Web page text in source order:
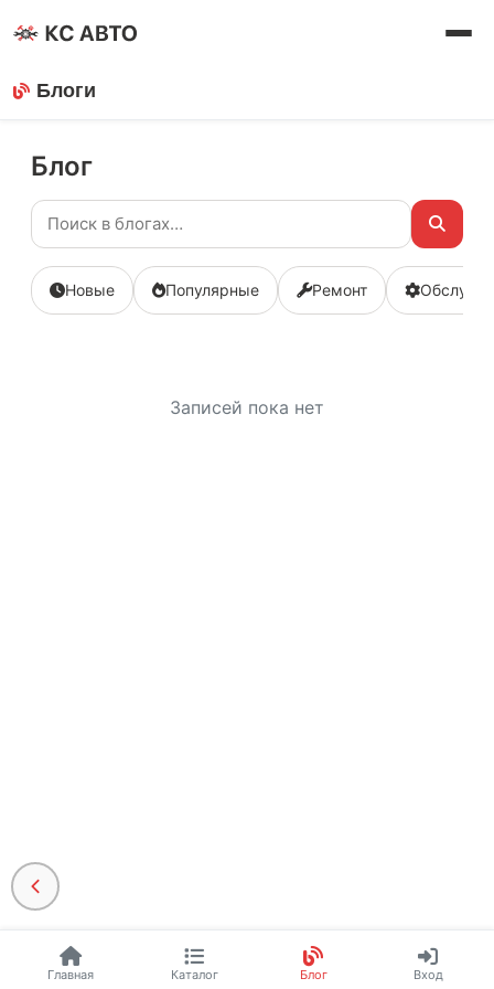
Блоги
Блог
Новые Популярные Ремонт
Записей пока нет
Главная Каталог Блог Вход